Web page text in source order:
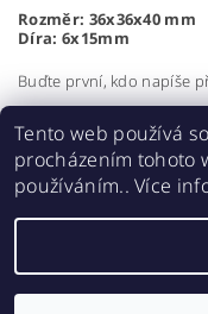
Rozměr: 36x36x40 mm
Díra: 6x15mm
Buďte první, kdo napíše
Přidat komentář
2026 ©
Tento web používá
procházením tohoto
používáním.. Více